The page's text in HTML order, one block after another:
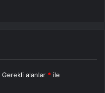
Gerekli alanlar * ile